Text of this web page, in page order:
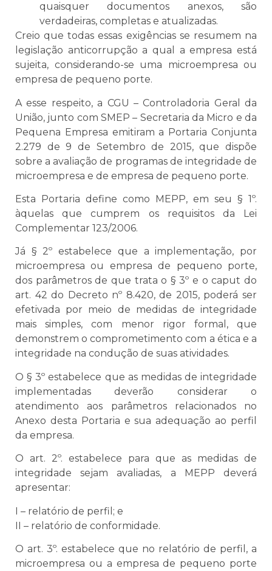
quaisquer documentos anexos, são
verdadeiras, completas e atualizadas.
Creio que todas essas exigências se resumem na
legislação anticorrupção a qual a empresa está
sujeita, considerando-se uma microempresa ou
empresa de pequeno porte.
A esse respeito, a CGU – Controladoria Geral da
União, junto com SMEP – Secretaria da Micro e da
Pequena Empresa emitiram a Portaria Conjunta
2.279 de 9 de Setembro de 2015, que dispõe
sobre a avaliação de programas de integridade de
microempresa e de empresa de pequeno porte.
Esta Portaria define como MEPP, em seu § 1º.
àquelas que cumprem os requisitos da Lei
Complementar 123/2006.
Já § 2º estabelece que a implementação, por
microempresa ou empresa de pequeno porte,
dos parâmetros de que trata o § 3º e o caput do
art. 42 do Decreto nº 8.420, de 2015, poderá ser
efetivada por meio de medidas de integridade
mais simples, com menor rigor formal, que
demonstrem o comprometimento com a ética e a
integridade na condução de suas atividades.
O § 3º estabelece que as medidas de integridade
implementadas deverão considerar o
atendimento aos parâmetros relacionados no
Anexo desta Portaria e sua adequação ao perfil
da empresa.
O art. 2º. estabelece para que as medidas de
integridade sejam avaliadas, a MEPP deverá
apresentar:
I – relatório de perfil; e
II – relatório de conformidade.
O art. 3º. estabelece que no relatório de perfil, a
microempresa ou a empresa de pequeno porte